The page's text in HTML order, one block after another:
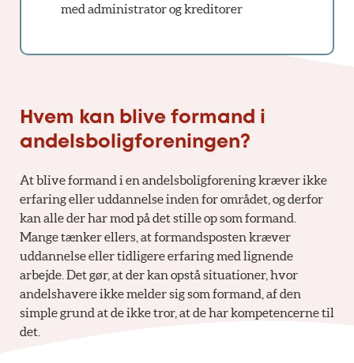
med administrator og kreditorer
Hvem kan blive formand i
andelsboligforeningen?
At blive formand i en andelsboligforening kræver ikke
erfaring eller uddannelse inden for området, og derfor
kan alle der har mod på det stille op som formand.
Mange tænker ellers, at formandsposten kræver
uddannelse eller tidligere erfaring med lignende
arbejde. Det gør, at der kan opstå situationer, hvor
andelshavere ikke melder sig som formand, af den
simple grund at de ikke tror, at de har kompetencerne til
det.